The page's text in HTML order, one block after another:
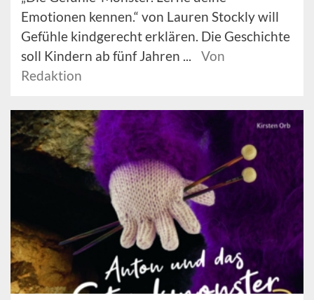
Emotionen kennen.“ von Lauren Stockly will
Gefühle kindgerecht erklären. Die Geschichte
soll Kindern ab fünf Jahren ...
Von
Redaktion